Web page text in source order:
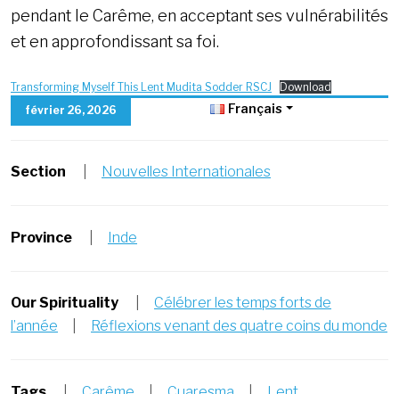
pendant le Carême, en acceptant ses vulnérabilités
et en approfondissant sa foi.
Transforming Myself This Lent Mudita Sodder RSCJ
Download
février 26, 2026
Français
Section Nouvelles Internationales
Province Inde
Our Spirituality
Célébrer les temps forts de
l’année
Réflexions venant des quatre coins du monde